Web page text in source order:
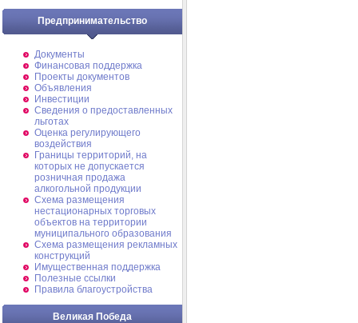
Предпринимательство
Документы
Финансовая поддержка
Проекты документов
Объявления
Инвестиции
Сведения о предоставленных
льготах
Оценка регулирующего
воздействия
Границы территорий, на
которых не допускается
розничная продажа
алкогольной продукции
Схема размещения
нестационарных торговых
объектов на территории
муниципального образования
Схема размещения рекламных
конструкций
Имущественная поддержка
Полезные ссылки
Правила благоустройства
Великая Победа